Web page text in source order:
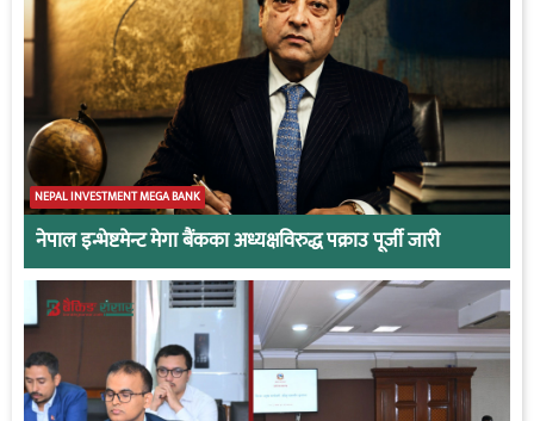
NEPAL INVESTMENT MEGA BANK
नेपाल इन्भेष्टमेन्ट मेगा बैंकका अध्यक्षविरुद्ध पक्राउ पूर्जी जारी